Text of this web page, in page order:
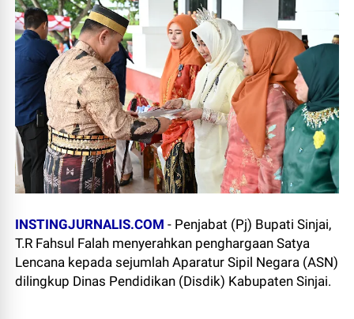
INSTINGJURNALIS.COM - Penjabat (Pj) Bupati Sinjai,
T.R Fahsul Falah menyerahkan penghargaan Satya
Lencana kepada sejumlah Aparatur Sipil Negara (ASN)
dilingkup Dinas Pendidikan (Disdik) Kabupaten Sinjai.